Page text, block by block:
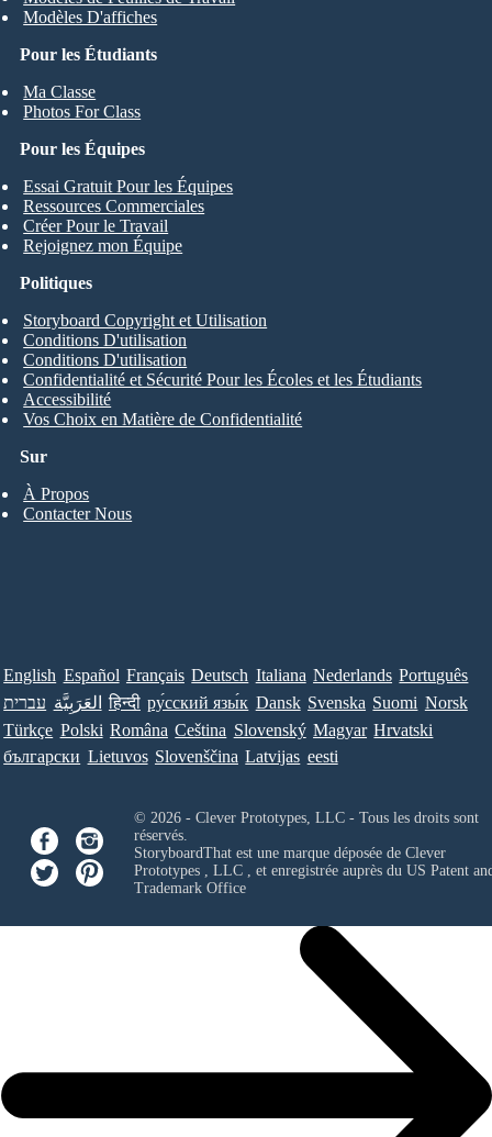
Pour les Étudiants
Ma Classe
Photos For Class
Modèles D'affiches
Pour les Équipes
Essai Gratuit Pour les Équipes
Ressources Commerciales
Créer Pour le Travail
Rejoignez mon Équipe
Sur
À Propos
Contacter Nous
Politiques
Storyboard Copyright et Utilisation
Conditions D'utilisation
Conditions D'utilisation
Confidentialité et Sécurité Pour les Écoles et les Étudiants
Accessibilité
Vos Choix en Matière de Confidentialité
English Español Français Deutsch Italiana Nederlands Português
עברית العَرَبِيَّة हिन्दी ру́сский язы́к Dansk Svenska Suomi Norsk
Türkçe Polski Româna Ceština Slovenský Magyar Hrvatski
български Lietuvos Slovenščina Latvijas eesti
© 2026 - Clever Prototypes, LLC - Tous les droits sont
réservés.
StoryboardThat est une marque déposée de Clever
Prototypes , LLC, et enregistrée auprès du US Patent
Trademark Office